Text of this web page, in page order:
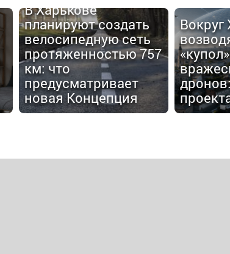
В Харькове
планируют создать
велосипедную сеть
протяженностью 757
км: что
предусматривает
новая Концепция
Вокруг